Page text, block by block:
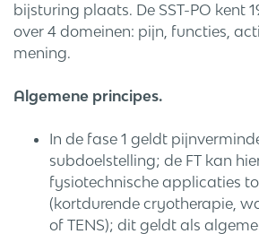
bijsturing plaats. De SST-PO kent
over 4 domeinen: pijn, functies,
mening.
Algemene principes.
In de fase 1 geldt
subdoelstelling; de FT kan
fysiotechnische applicaties
(kortdurende cryotherapie,
of TENS); dit geldt als